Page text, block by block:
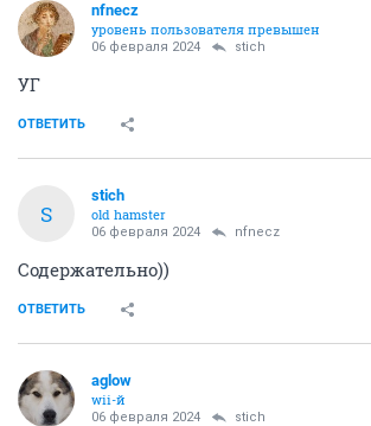
nfnecz
уровень пользователя превышен
06 февраля 2024 stich
УГ
ОТВЕТИТЬ
S
stich
old hamster
06 февраля 2024 nfnecz
Содержательно))
ОТВЕТИТЬ
aglow
wii-й
06 февраля 2024 stich